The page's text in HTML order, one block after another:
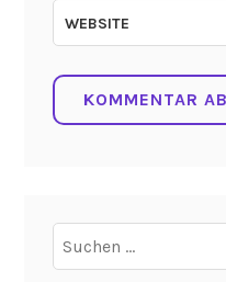
WEBSITE
Suchen
nach: